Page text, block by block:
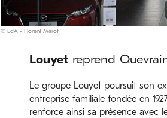
© EdA - Florent Marot
Louyetreprend
Le groupe Louyet poursuit son
entreprise familiale fondée en
renforce ainsi sa présence avec